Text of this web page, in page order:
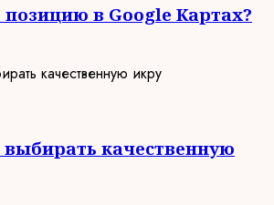
в Google Картах?
качественную